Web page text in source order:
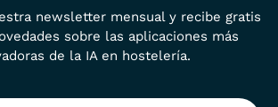
newsletter mensual y recibe gratis
sobre las aplicaciones más
de la IA en hostelería.